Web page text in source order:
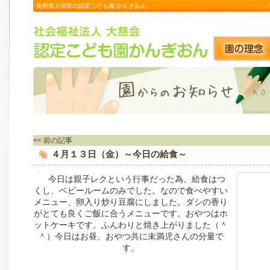
長野県上田市の認定こども園 かんぎおん
<< 前の記事
４月１３日（金）～今日の給食～
今日は親子レクという行事だった為、給食はつ
くし、ベビールームのみでした。なので食べやすい
メニュー、卵入り炒り豆腐にしました。ダシの香り
がとても良くご飯に合うメニューです。おやつはホ
ットケーキです。ふんわりと焼き上がりました（＾
＾）今日はお昼、おやつ共に未満児さんの分量で
す。